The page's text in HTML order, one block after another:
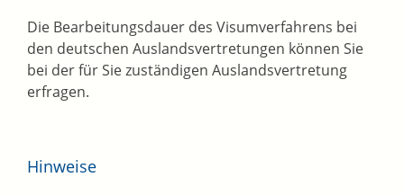
Die Bearbeitungsdauer des Visumverfahrens bei
den deutschen Auslandsvertretungen können Sie
bei der für Sie zuständigen Auslandsvertretung
erfragen.
Hinweise